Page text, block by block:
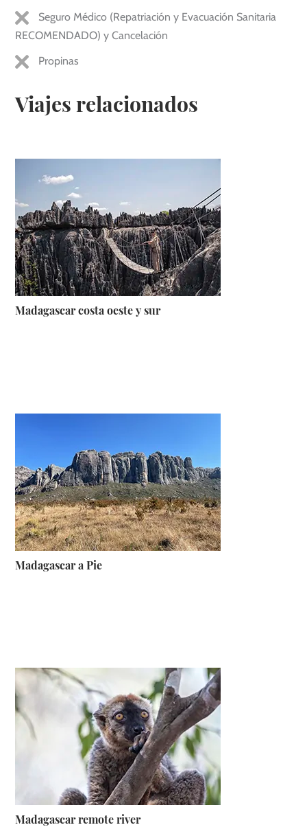
Seguro Médico (Repatriación y Evacuación Sanitaria
RECOMENDADO) y Cancelación
Propinas
Viajes relacionados
Madagascar costa oeste y sur
Madagascar a Pie
Madagascar remote river